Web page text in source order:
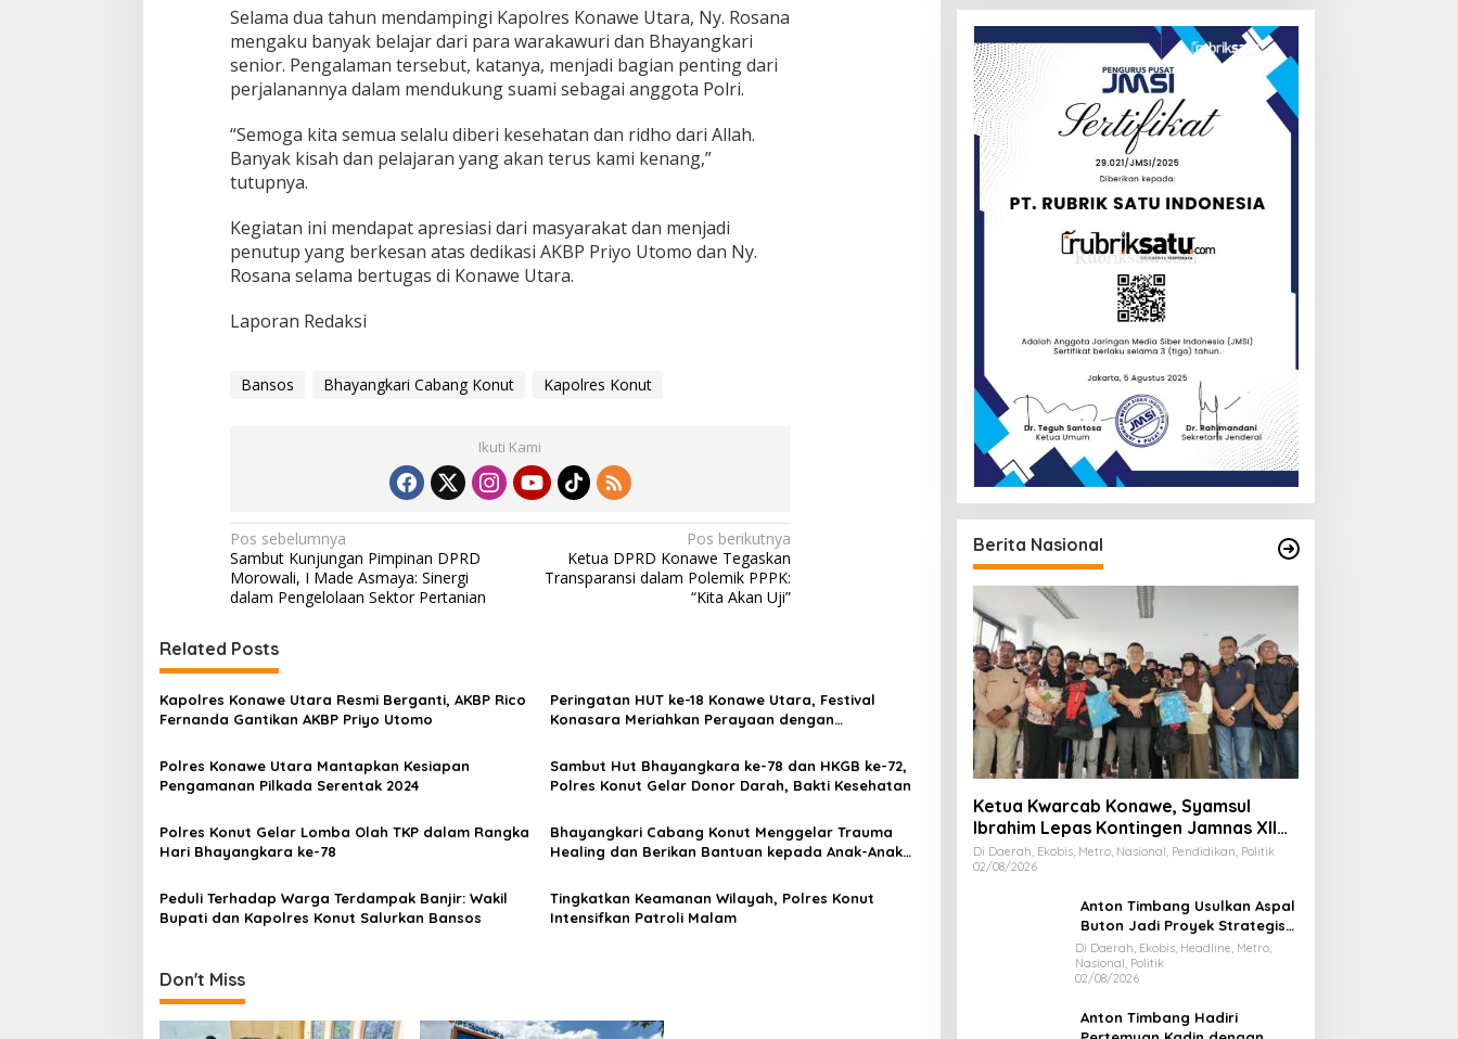
a
Selama dua tahun mendampingi Kapolres Konawe Utara, Ny. Rosana
mengaku banyak belajar dari para warakawuri dan Bhayangkari
senior. Pengalaman tersebut, katanya, menjadi bagian penting dari
perjalanannya dalam mendukung suami sebagai anggota Polri.
“Semoga kita semua selalu diberi kesehatan dan ridho dari Allah.
Banyak kisah dan pelajaran yang akan terus kami kenang,”
tutupnya.
Kegiatan ini mendapat apresiasi dari masyarakat dan menjadi
penutup yang berkesan atas dedikasi AKBP Priyo Utomo dan Ny.
Rosana selama bertugas di Konawe Utara.
Laporan Redaksi
Bansos Bhayangkari Cabang Konut Kapolres Konut
Ikuti Kami
N
a
v
i
g
a
s
i
p
s
Pos sebelumnya
Sambut Kunjungan Pimpinan DPRD
Morowali, I Made Asmaya: Sinergi
dalam Pengelolaan Sektor Pertanian
Pos berikutnya
Ketua DPRD Konawe Tegaskan
Transparansi dalam Polemik PPPK:
“Kita Akan Uji”
Related Posts
Kapolres Konawe Utara Resmi Berganti, AKBP Rico
Fernanda Gantikan AKBP Priyo Utomo
Peringatan HUT ke-18 Konawe Utara, Festival
Konasara Meriahkan Perayaan dengan
Polres Konawe Utara Mantapkan Kesiapan
Pengamanan Pilkada Serentak 2024
Sambut Hut Bhayangkara ke-78 dan HKGB ke-72,
Polres Konut Gelar Donor Darah, Bakti Kesehatan
Polres Konut Gelar Lomba Olah TKP dalam Rangka
Hari Bhayangkara ke-78
Bhayangkari Cabang Konut Menggelar Trauma
Healing dan Berikan Bantuan kepada Anak-Anak
Peduli Terhadap Warga Terdampak Banjir: Wakil
Bupati dan Kapolres Konut Salurkan Bansos
Tingkatkan Keamanan Wilayah, Polres Konut
Intensifkan Patroli Malam
Don't Miss
Berita Nasional
Ketua Kwarcab Konawe, Syamsul
Ibrahim Lepas Kontingen Jamnas XII
2026
Di Daerah, Ekobis, Metro, Nasional, Pendidikan, Politik
02/08/2026
Anton Timbang Usulkan Aspal
Buton Jadi Proyek Strategis
Nasional
Di Daerah, Ekobis, Headline, Metro,
Nasional, Politik
02/08/2026
Anton Timbang Hadiri